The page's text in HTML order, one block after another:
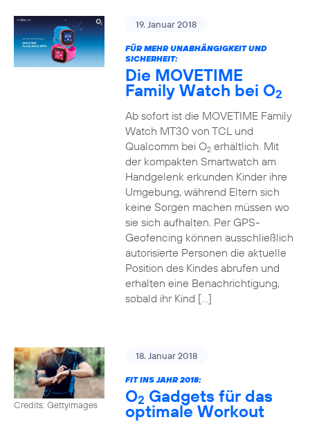
19. Januar 2018
FÜR MEHR UNABHÄNGIGKEIT UND
SICHERHEIT:
Die MOVETIME
Family Watch bei O2
Ab sofort ist die MOVETIME Family
Watch MT30 von TCL und
Qualcomm bei O2erhältlich. Mit
der kompakten Smartwatch am
Handgelenk erkunden Kinder ihre
Umgebung, während Eltern sich
keine Sorgen machen müssen wo
sie sich aufhalten. Per GPS-
Geofencing können ausschließlich
autorisierte Personen die aktuelle
Position des Kindes abrufen und
erhalten eine Benachrichtigung,
sobald ihr Kind […]
Credits: Gettyimages
18. Januar 2018
FIT INS JAHR 2018:
O2 Gadgets für das
optimale Workout